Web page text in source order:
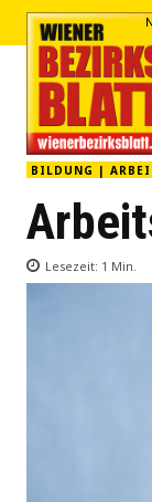
BILDUNG |
Lesezeit: 1 Min.